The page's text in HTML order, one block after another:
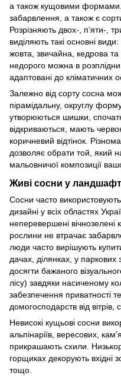
а також кущовими
забарвлення, а також є
Розрізняють двох-, п’яти-,
виділяють такі основні
жовта, звичайна, кедрова та
недорого можна в
адаптовані до кліматичних
Залежно від сорту сосна
пірамідальну, округлу
утворюються шишки,
відкриваються, мають
коричневий відтінок.
дозволяє обрати той, який
мальовничої композиції
Живі сосни у
Сосни часто
дизайні у всіх областях
неперевершені вічнозелені
рослини не втрачає
люди часто вирішують
дачах, ділянках, у
досягти бажаного
лісу) завдяки насиченому
забезпечення приватності
домогосподарств від
Невисокі кущьові сосни
альпінаріїв, вересових,
прикрашають схили.
горщиках декорують вхідні
тощо.